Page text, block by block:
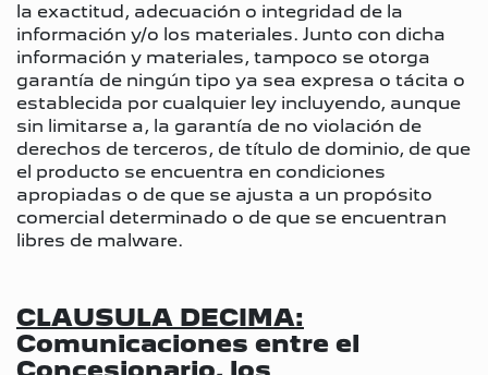
la exactitud, adecuación o integridad de la
información y/o los materiales. Junto con dicha
información y materiales, tampoco se otorga
garantía de ningún tipo ya sea expresa o tácita o
establecida por cualquier ley incluyendo, aunque
sin limitarse a, la garantía de no violación de
derechos de terceros, de título de dominio, de que
el producto se encuentra en condiciones
apropiadas o de que se ajusta a un propósito
comercial determinado o de que se encuentran
libres de malware.
CLAUSULA DECIMA:
Comunicaciones entre el
Concesionario, los